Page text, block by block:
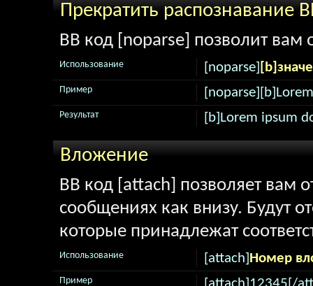
Прекратить распознавание
BB код [noparse] позволит вам
[noparse]
Использование
Пример
[b]Lorem ipsum
Результат
Вложение
BB код [attach] позволяет вам
сообщениях как внизу. Будут
которые принадлежат
[attach] Номер
Использование
Пример